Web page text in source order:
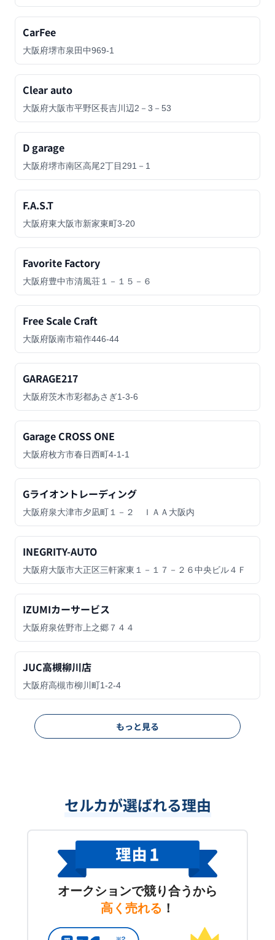
CarFee
大阪府堺市泉田中969-1
Clear auto
大阪府大阪市平野区長吉川辺2－3－53
D garage
大阪府堺市南区高尾2丁目291－1
F.A.S.T
大阪府東大阪市新家東町3-20
Favorite Factory
大阪府豊中市清風荘１－１５－６
Free Scale Craft
大阪府阪南市箱作446-44
GARAGE217
大阪府茨木市彩都あさぎ1-3-6
Garage CROSS ONE
大阪府枚方市春日西町4-1-1
Gライオントレーディング
大阪府泉大津市夕凪町１－２ ＩＡＡ大阪内
INEGRITY-AUTO
大阪府大阪市大正区三軒家東１－１７－２６中央ビル４Ｆ
IZUMIカーサービス
大阪府泉佐野市上之郷７４４
JUC高槻柳川店
大阪府高槻市柳川町1-2-4
もっと見る
セルカが選ばれる理由
オークションで競り合うから
高く売れる ！